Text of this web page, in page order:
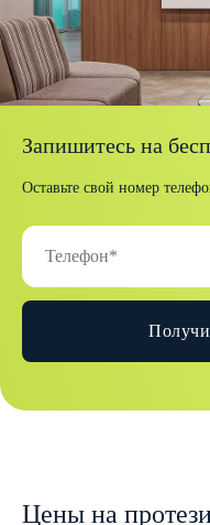
Запишитесь на
Оставьте свой номер
Цены на